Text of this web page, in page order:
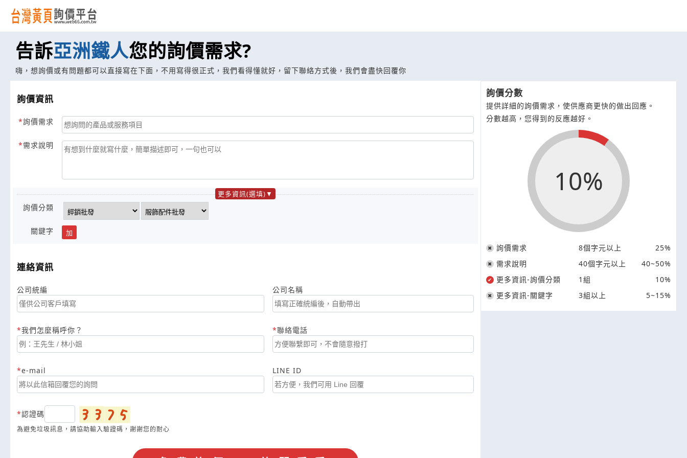
告訴亞洲鐵人您的詢價需求?
嗨，想詢價或有問題都可以直接寫在下面，不用寫得很正式，我們看得懂就好，留下聯絡方式後，我們會盡快回覆你
詢價資訊
詢價需求
需求說明
更多資訊(選填)
詢價分類
關鍵字 加
連絡資訊
公司統編 公司名稱
我們怎麼稱呼你？ 聯絡電話
e-mail LINE ID
認證碼
為避免垃圾訊息，請協助輸入驗證碼，謝謝您的耐心
詢價分數
提供詳細的詢價需求，使供應商更快的做出回應。
分數越高，您得到的反應越好。
10%
詢價需求 8個字元以上
25%
需求說明
40個字元以上
40~50%
更多資訊-詢價分類
1組
10%
更多資訊-關鍵字
3組以上 5~15%